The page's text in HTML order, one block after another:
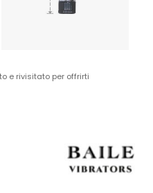
e rivisitato per offrirti